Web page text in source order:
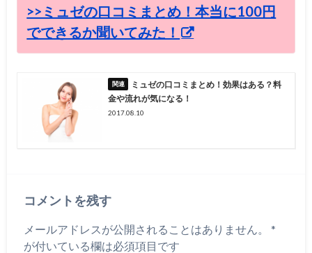
>>ミュゼの口コミまとめ！本当に100円
でできるか聞いてみた！
ミュゼの口コミまとめ！効果はある？料
金や流れが気になる！
2017.08.10
コメントを残す
メールアドレスが公開されることはありません。
*
が付いている欄は必須項目です